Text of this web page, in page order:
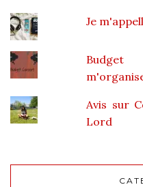
Je
Avis sur
Lord